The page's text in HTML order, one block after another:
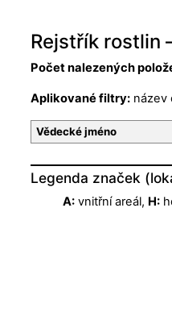
Rejstřík rostlin
Počet nalezených
Aplikované filtry:název
Vědecké jméno
Legenda značek
A:vnitřní areál, H: